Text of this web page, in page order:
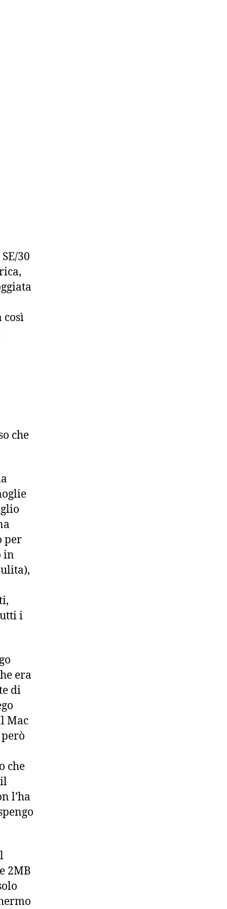
30
così
che
per
in
i
era
di
Mac
che
l’ha
2MB